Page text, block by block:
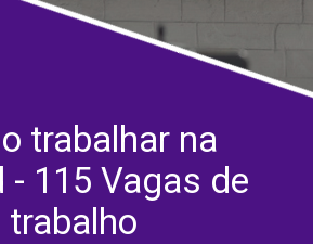
trabalhar na
- 115 Vagas de
trabalho